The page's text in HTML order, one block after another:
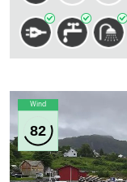
Wind
82